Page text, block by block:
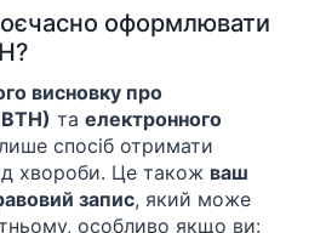
оформлювати
висновку про
та електронного
спосіб отримати
хвороби. Це також ваш
запис, який може
особливо якщо ви: